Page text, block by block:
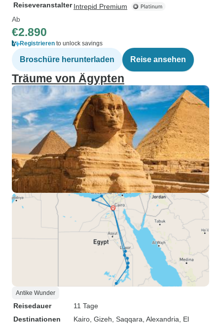
Reiseveranstalter Intrepid Premium
Ab
€2.890
Registrieren to unlock savings
Broschüre herunterladen Reise ansehen
Träume von Ägypten
Antike Wunder
Reisedauer
11 Tage
Destinationen
Kairo , Gizeh , Saqqara , Alexandria , El